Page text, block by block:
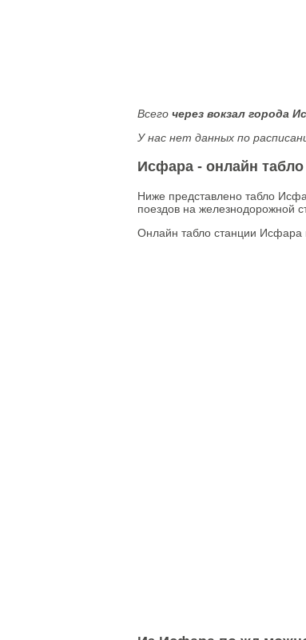
Всего через вокзал города
У нас нет данных по
Исфара - онлайн
Ниже представлено табло
поездов на железнодорожной
Онлайн табло станции Исфара